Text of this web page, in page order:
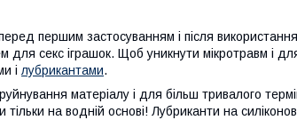
першим застосуванням і після
для секс іграшок. Щоб уникнути мікротравм і
і лубрикантами.
матеріалу і для більш тривалого
тільки на водній основі! Лубриканти на